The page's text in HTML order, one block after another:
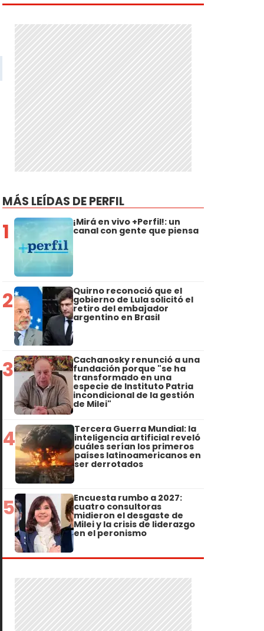
MÁS LEÍDAS DE PERFIL
1 ¡Mirá en vivo +Perfil!: un
canal con gente que piensa
2 Quirno reconoció que el
gobierno de Lula solicitó el
retiro del embajador
argentino en Brasil
3 Cachanosky renunció a una
fundación porque "se ha
transformado en una
especie de Instituto Patria
incondicional de la gestión
de Milei"
4 Tercera Guerra Mundial: la
inteligencia artificial reveló
cuáles serían los primeros
países latinoamericanos en
ser derrotados
5 Encuesta rumbo a 2027:
cuatro consultoras
midieron el desgaste de
Milei y la crisis de liderazgo
en el peronismo